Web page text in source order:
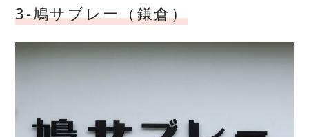
3-鳩サブレー（鎌倉）